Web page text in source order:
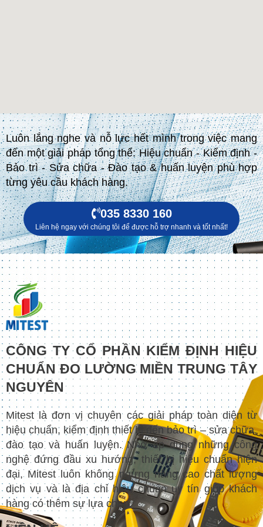
Luôn lắng nghe và nỗ lực hết mình trong việc mang
đến một giải pháp tổng thể: Hiệu chuẩn - Kiểm định -
Bảo trì - Sửa chữa - Đào tạo & huấn luyện phù hợp
từng yêu cầu khách hàng.
035 8330 160
Liên hệ ngay với chúng tôi để được hỗ trợ nhanh và tốt nhất!
CÔNG TY CỔ PHẦN KIỂM ĐỊNH HIỆU
CHUẨN ĐO LƯỜNG MIỀN TRUNG TÂY
NGUYÊN
Mitest là đơn vị chuyên các giải pháp toàn diện từ
hiệu chuẩn, kiểm định thiết bị đến bảo trì – sửa chữa,
đào tạo và huấn luyện. Nhờ áp dụng những công
nghệ đứng đầu xu hướng, thiết bị hiệu chuẩn hiện
đại, Mitest luôn không ngừng nâng cao chất lượng
dịch vụ và là địa chỉ hiệu chuẩn uy tín giúp khách
hàng có thêm sự lựa chọn.